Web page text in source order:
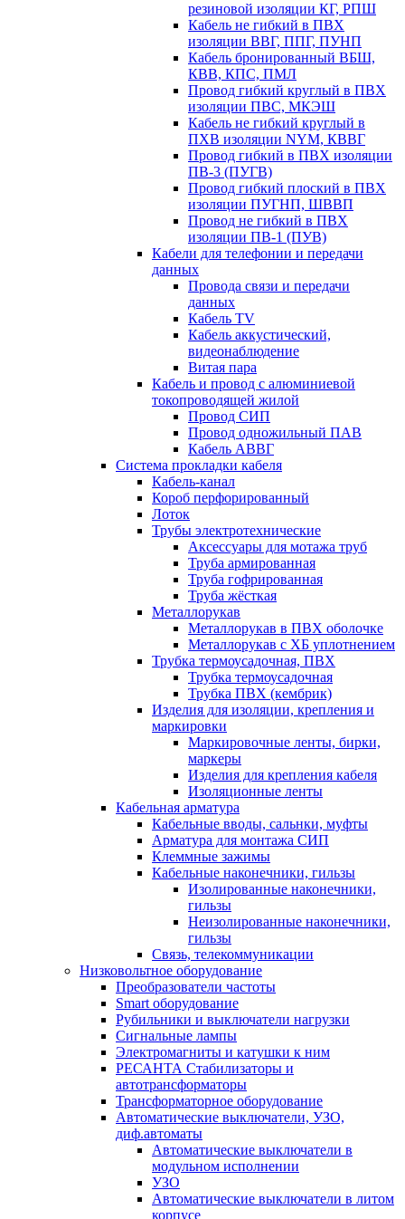
резиновой изоляции КГ, РПШ
Кабель не гибкий в ПВХ
изоляции ВВГ, ППГ, ПУНП
Кабель бронированный ВБШ,
КВВ, КПС, ПМЛ
Провод гибкий круглый в ПВХ
изоляции ПВС, МКЭШ
Кабель не гибкий круглый в
ПХВ изоляции NYM, КВВГ
Провод гибкий в ПВХ изоляции
ПВ-3 (ПУГВ)
Провод гибкий плоский в ПВХ
изоляции ПУГНП, ШВВП
Провод не гибкий в ПВХ
изоляции ПВ-1 (ПУВ)
Кабели для телефонии и передачи
данных
Провода связи и передачи
данных
Кабель TV
Кабель аккустический,
видеонаблюдение
Витая пара
Кабель и провод с алюминиевой
токопроводящей жилой
Провод СИП
Провод одножильный ПАВ
Кабель АВВГ
Система прокладки кабеля
Кабель-канал
Короб перфорированный
Лоток
Трубы электротехнические
Аксессуары для мотажа труб
Труба армированная
Труба гофрированная
Труба жёсткая
Металлорукав
Металлорукав в ПВХ оболочке
Металлорукав с ХБ уплотнением
Трубка термоусадочная, ПВХ
Трубка термоусадочная
Трубка ПВХ (кембрик)
Изделия для изоляции, крепления и
маркировки
Маркировочные ленты, бирки,
маркеры
Изделия для крепления кабеля
Изоляционные ленты
Кабельная арматура
Кабельные вводы, сальнки, муфты
Арматура для монтажа СИП
Клеммные зажимы
Кабельные наконечники, гильзы
Изолированные наконечники,
гильзы
Неизолированные наконечники,
гильзы
Связь, телекоммуникации
Низковольтное оборудование
Преобразователи частоты
Smart оборудование
Рубильники и выключатели нагрузки
Сигнальные лампы
Электромагниты и катушки к ним
РЕСАНТА Стабилизаторы и
автотрансформаторы
Трансформаторное оборудование
Автоматические выключатели, УЗО,
диф.автоматы
Автоматические выключатели в
модульном исполнении
УЗО
Автоматические выключатели в литом
корпусе